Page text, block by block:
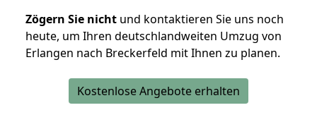
Zögern Sie nicht und kontaktieren Sie uns noch
heute, um Ihren deutschlandweiten Umzug von
Erlangen nach Breckerfeld mit Ihnen zu planen.
Kostenlose Angebote erhalten